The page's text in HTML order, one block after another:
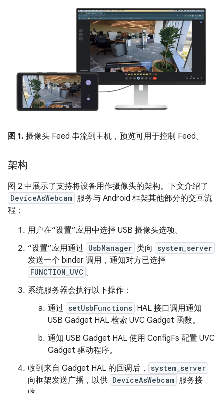
图 1. 摄像头 Feed 串流到主机，预览可用于控制 Feed。
架构
图 2 中展示了支持将设备用作摄像头的架构。下文介绍了
DeviceAsWebcam 服务与 Android 框架其他部分的交互流
程：
用户在“设置”应用中选择 USB 摄像头选项。
“设置”应用通过 UsbManager 类向 system_server
发送一个 binder 调用，通知对方已选择
FUNCTION_UVC 。
系统服务器会执行以下操作：
通过 setUsbFunctions HAL 接口调用通知
USB Gadget HAL 检索 UVC Gadget 函数。
通知 USB Gadget HAL 使用 ConfigFs 配置 UVC
Gadget 驱动程序。
收到来自 Gadget HAL 的回调后，
system_server
向框架发送广播，以供 DeviceAsWebcam 服务接